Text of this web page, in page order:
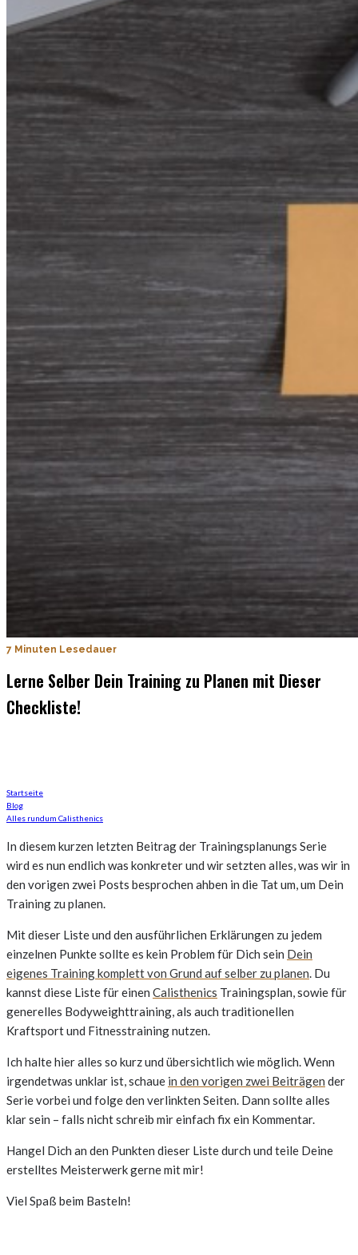
7 Minuten Lesedauer
Lerne Selber Dein Training zu Planen mit Dieser
Checkliste!
Startseite
Blog
Alles rundum Calisthenics
In diesem kurzen letzten Beitrag der Trainingsplanungs Serie
wird es nun endlich was konkreter und wir setzten alles, was wir in
den vorigen zwei Posts besprochen ahben in die Tat um, um Dein
Training zu planen.
Mit dieser Liste und den ausführlichen Erklärungen zu jedem
einzelnen Punkte sollte es kein Problem für Dich sein Dein
eigenes Training komplett von Grund auf selber zu planen. Du
kannst diese Liste für einen Calisthenics Trainingsplan, sowie für
generelles Bodyweighttraining, als auch traditionellen
Kraftsport und Fitnesstraining nutzen.
Ich halte hier alles so kurz und übersichtlich wie möglich. Wenn
irgendetwas unklar ist, schaue in den vorigen zwei Beiträgen der
Serie vorbei und folge den verlinkten Seiten. Dann sollte alles
klar sein – falls nicht schreib mir einfach fix ein Kommentar.
Hangel Dich an den Punkten dieser Liste durch und teile Deine
erstelltes Meisterwerk gerne mit mir!
Viel Spaß beim Basteln!